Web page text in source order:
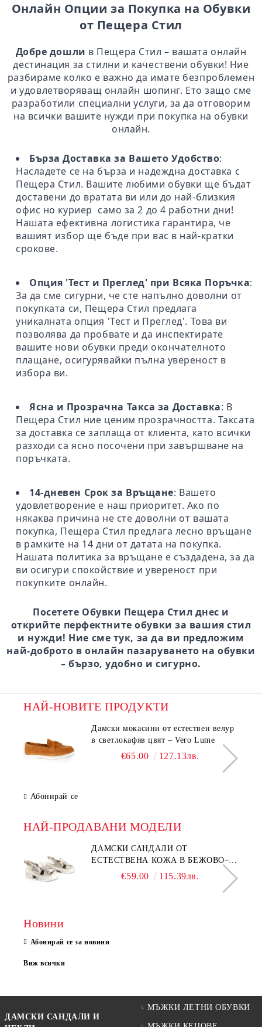
Онлайн Опции за Покупка на Обувки
от Пещера Стил
Добре дошли в Пещера Стил – вашата онлайн
дестинация за стилни и качествени обувки! Ние
разбираме колко е важно да имате безпроблемен
и удовлетворяващ онлайн шопинг. Ето защо сме
разработили специални услуги, за да отговорим
на всички вашите нужди при покупка на обувки
онлайн.
Бърза Доставка за Вашето Удобство:
Насладете се на бърза и надеждна доставка с
Пещера Стил. Вашите любими обувки ще бъдат
доставени до вратата ви или до най-близкия
офис но куриер само за 2 до 4 работни дни!
Нашата ефективна логистика гарантира, че
вашият избор ще бъде при вас в най-кратки
срокове.
Опция 'Тест и Преглед' при Всяка Поръчка:
За да сме сигурни, че сте напълно доволни от
покупката си, Пещера Стил предлага
уникалната опция 'Тест и Преглед'. Това ви
позволява да пробвате и да инспектирате
вашите нови обувки преди окончателното
плащане, осигурявайки пълна увереност в
избора ви.
Ясна и Прозрачна Такса за Доставка: В
Пещера Стил ние ценим прозрачността. Таксата
за доставка се заплаща от клиента, като всички
разходи са ясно посочени при завършване на
поръчката.
14-дневен Срок за Връщане: Вашето
удовлетворение е наш приоритет. Ако по
някаква причина не сте доволни от вашата
покупка, Пещера Стил предлага лесно връщане
в рамките на 14 дни от датата на покупка.
Нашата политика за връщане е създадена, за да
ви осигури спокойствие и увереност при
покупките онлайн.
Посетете Обувки Пещера Стил днес и
открийте перфектните обувки за вашия стил
и нужди! Ние сме тук, за да ви предложим
най-доброто в онлайн пазаруването на обувки
– бързо, удобно и сигурно.
НАЙ-НОВИТЕ ПРОДУКТИ
Дамски мокасини от естествен велур
в светлокафяв цвят – Vero Lume
€65.00 127.13лв.
Абонирай се
НАЙ-ПРОДАВАНИ МОДЕЛИ
ДАМСКИ САНДАЛИ ОТ
ЕСТЕСТВЕНА КОЖА В БЕЖОВО–
МОДЕЛ NOVA.
€59.00 115.39лв.
Новини
Абонирай се за новини
Виж всички
ДАМСКИ САНДАЛИ И
МЪЖКИ ЛЕТНИ ОБУВКИ